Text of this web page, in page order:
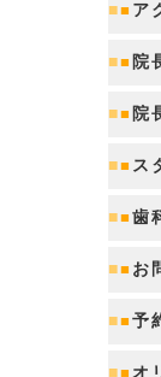
■■ ア
■■ 院
■■ 院
■■ ス
■■ 歯
■■ お
■■ 予
■■ オ